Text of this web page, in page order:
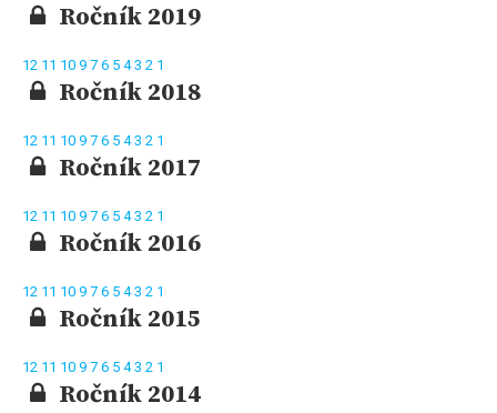
Ročník 2019
12 11 10 9 7 6 5 43 2 1
Ročník 2018
12 11 10 9 7 6 5 43 2 1
Ročník 2017
12 11 10 9 7 6 5 43 2 1
Ročník 2016
12 11 10 9 7 6 5 43 2 1
Ročník 2015
12 11 10 9 7 6 5 43 2 1
Ročník 2014